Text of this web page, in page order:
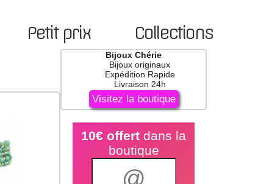
Petit prix Collections
Bijoux Chérie
Bijoux originaux
Expédition Rapide
Livraison 24h
Visitez la boutique
10€ offert dans la
boutique